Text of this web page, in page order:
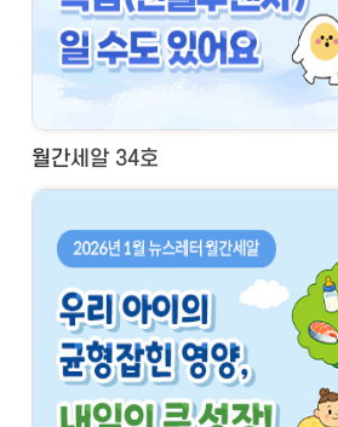
월간세알 34호